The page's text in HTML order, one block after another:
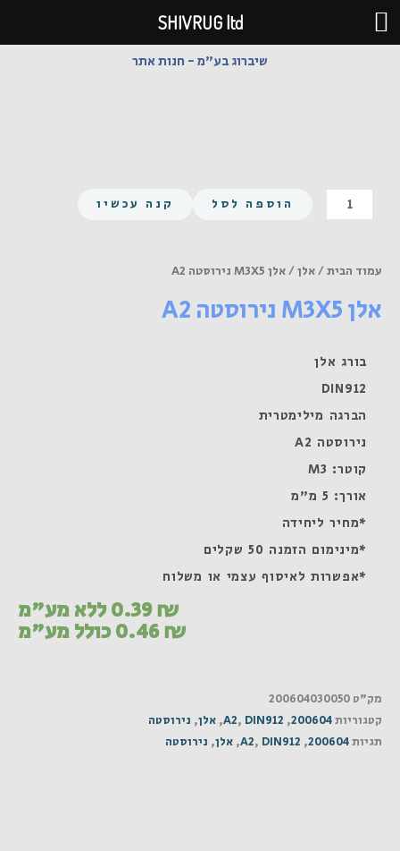
דילוג
לתוכן
שיברוג בע"מ - חנות אתר
כמות
של
A2
הוספה לסל קנה עכשיו
עמוד הבית/אלן/ אלן M3X5 נירוסטה A2
אלן M3X5 נירוסטה A2
בורג אלן
DIN912
הברגה מילימטרית
נירוסטה A2
קוטר: M3
אורך: 5 מ"מ
*מחיר ליחידה
*מינימום הזמנה 50 שקלים
*אפשרות לאיסוף עצמי או משלוח
0.39₪ ללא מע"מ
0.46₪ כולל מע"מ
מק"ט 200604030050
קטגוריות200604
,
A2, DIN912
, אלן, נירוסטה
תגיות200604
,
A2, DIN912
, אלן, נירוסטה
SHIVRUG ltd